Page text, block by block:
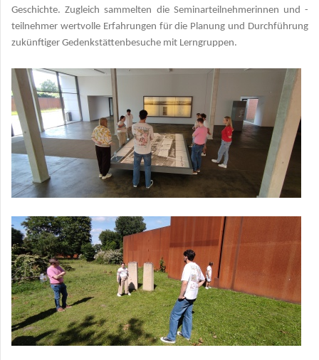
Geschichte. Zugleich sammelten die Seminarteilnehmerinnen und -
teilnehmer wertvolle Erfahrungen für die Planung und Durchführung
zukünftiger Gedenkstättenbesuche mit Lerngruppen.